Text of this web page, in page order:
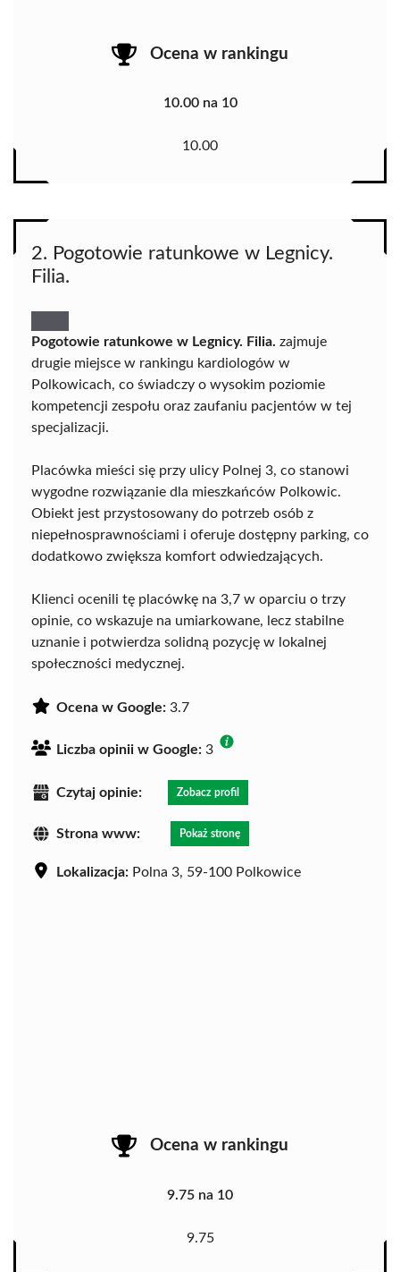
Ocena w rankingu
10.00 na 10
10.00
2. Pogotowie ratunkowe w Legnicy.
Filia.
Pogotowie ratunkowe w Legnicy. Filia. zajmuje
drugie miejsce w rankingu kardiologów w
Polkowicach, co świadczy o wysokim poziomie
kompetencji zespołu oraz zaufaniu pacjentów w tej
specjalizacji.
Placówka mieści się przy ulicy Polnej 3, co stanowi
wygodne rozwiązanie dla mieszkańców Polkowic.
Obiekt jest przystosowany do potrzeb osób z
niepełnosprawnościami i oferuje dostępny parking, co
dodatkowo zwiększa komfort odwiedzających.
Klienci ocenili tę placówkę na 3,7 w oparciu o trzy
opinie, co wskazuje na umiarkowane, lecz stabilne
uznanie i potwierdza solidną pozycję w lokalnej
społeczności medycznej.
Ocena w Google: 3.7
Liczba opinii w Google: 3
Czytaj opinie: Zobacz profil
Strona www: Pokaż stronę
Lokalizacja: Polna 3, 59-100 Polkowice
Ocena w rankingu
9.75 na 10
9.75